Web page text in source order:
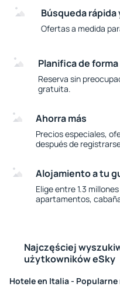
Búsqueda
Ofertas a medida
Planifica de
Reserva sin
gratuita.
Ahorra más
Precios especiales,
después de
Alojamiento a tu
Elige entre 1.3
apartamentos,
Najczęściej
użytkowników eSky
Hotele en Italia -